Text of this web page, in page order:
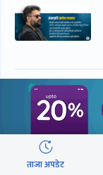
ताजा अपडेट